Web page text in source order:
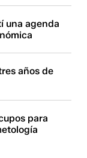
una agenda
años de
para